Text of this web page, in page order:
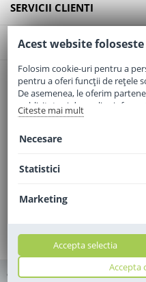
SERVICII CLIENTI
CONTACT
Email:office@elaptepraf.ro
Telefon:0745-964-449
Adresa:Sos. Borsului, Nr. 20,
© 2010 - 2010 - 2026
Acest website
Folosim cookie-uri pentru a
pentru a oferi funcții de rețele
De asemenea, le oferim
publicitate și de analize
folosiți site-ul nostru. Aceștia
Citeste mai mult
Necesare
Statistici
Marketing
Accepta
Accepta selectia